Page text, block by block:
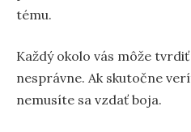
tému.
Každý okolo vás môže
nesprávne. Ak skutočne
nemusíte sa vzdať boja.